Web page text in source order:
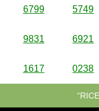
6799 5749
9831 6921
1617 0238